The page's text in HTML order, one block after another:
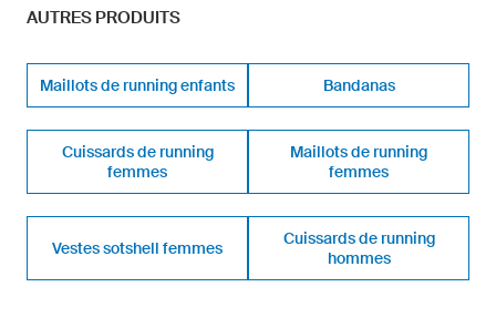
AUTRES PRODUITS
Maillots de running enfants Bandanas
Cuissards de running
femmes
Maillots de running
femmes
Vestes sotshell femmes
Cuissards de running
hommes